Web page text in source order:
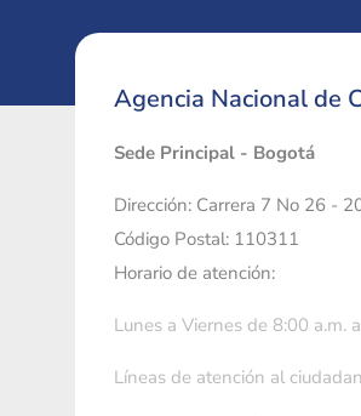
Agencia Nacional de
Sede Principal - Bogotá
Dirección: Carrera 7 No 26 -
Código Postal: 110311
Horario de atención:
Lunes a Viernes de 8:00 a.m.
Líneas de atención al